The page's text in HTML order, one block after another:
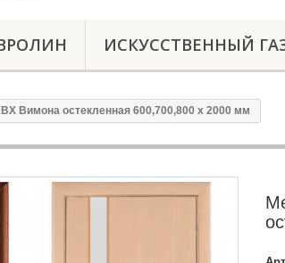
ИСКУССТВЕННЫЙ
Вимона остекленная 600,700,800 x 2000 мм